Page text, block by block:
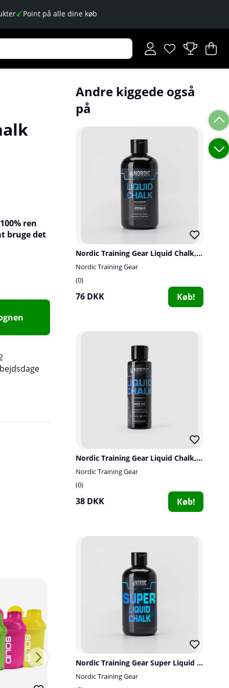
Point på alle dine køb
Ønskeliste
Antal på
.
.
ren
bruge det
Andre kiggede også
på
Nordic Training Gear Liquid Chalk, 250 ml
Nordic Training Gear
0
76 DKK Køb!
Nordic Training Gear Liquid Chalk, 100 ml
Nordic Training Gear
0
38 DKK Køb!
Nordic Training Gear Super Liquid Chalk, 250 ml
Nordic Training Gear